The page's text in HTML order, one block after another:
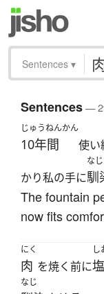
Sentences ▾
Sentences—
じゅうねんかん
10年間 使い
かり私の手に
なじ
馴
The fountain
now fits
にく
肉 を焼く前に
し
塩
なじ